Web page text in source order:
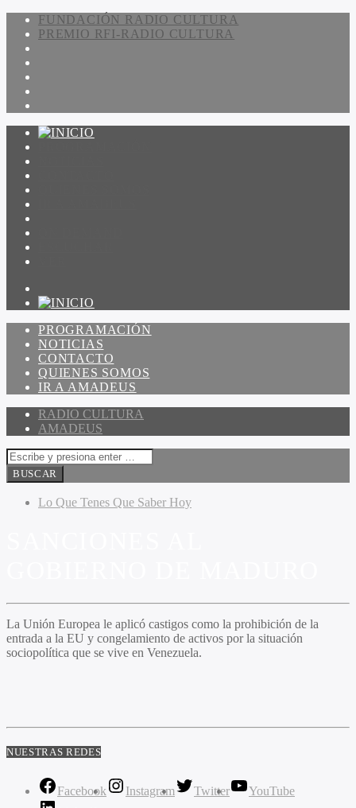
FUNDACIÓN RADIO CULTURA
PREMIO RFI-RADIO CULTURA
PROGRAMACIÓN
NOTICIAS
CONTACTO
QUIENES SOMOS
IR A AMADEUS
RADIO CULTURA
AMADEUS
Lo Que Tenes Que Saber Hoy
La Unión Europea le aplicó castigos como la prohibición de la
entrada a la EU y congelamiento de activos por la situación
sociopolítica que se vive en Venezuela.
NUESTRAS REDES
Facebook Instagram Twitter
YouTube